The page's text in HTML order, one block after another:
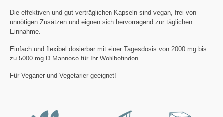
Die effektiven und gut verträglichen Kapseln sind vegan, frei von
unnötigen Zusätzen und eignen sich hervorragend zur täglichen
Einnahme.
Einfach und flexibel dosierbar mit einer Tagesdosis von 2000 mg bis
zu 5000 mg D-Mannose für Ihr Wohlbefinden.
Für Veganer und Vegetarier geeignet!